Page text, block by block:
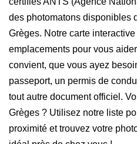
des photomatons disponibles
Grèges. Notre carte
emplacements pour vous
convient, que vous ayez
passeport, un permis de
tout autre document officiel.
Grèges ? Utilisez notre liste
proximité et trouvez votre